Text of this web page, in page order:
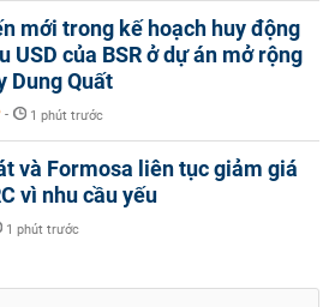
mới trong kế hoạch huy động
USD của BSR ở dự án mở rộng
Dung Quất
- 1 phút trước
và Formosa liên tục giảm giá
vì nhu cầu yếu
1 phút trước